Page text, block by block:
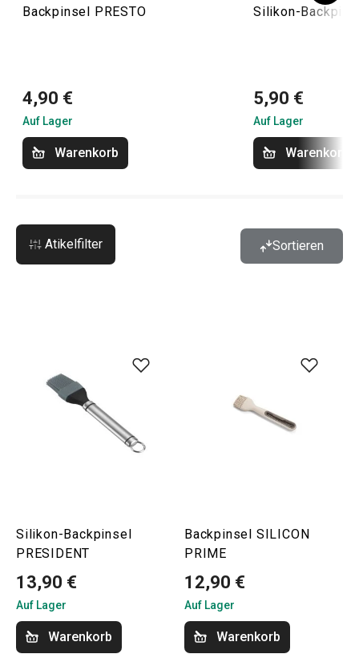
Backpinsel PRESTO
4,90 €
Auf Lager
Warenkorb
Silikon-
5,90 €
Auf Lager
Warenkorb
Atikelfilter Sortieren
Silikon-Backpinsel
PRESIDENT
13,90 €
Auf Lager
Warenkorb
Backpinsel SILICON
PRIME
12,90 €
Auf Lager
Warenkorb